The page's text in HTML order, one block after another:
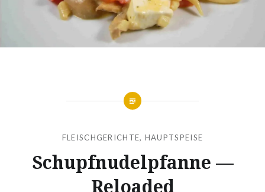
FLEISCHGERICHTE, HAUPTSPEISE
Schupf­nu­del­pfan­ne —
Reloaded